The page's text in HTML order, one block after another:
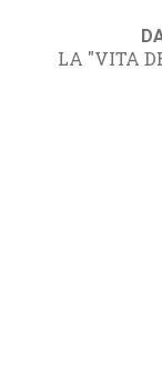
LA "VITA